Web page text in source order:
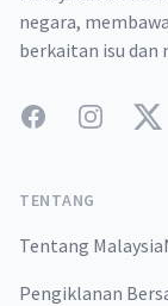
negara,
berkaitan isu dan
FacebookInstagram
TENTANG
Tentang
Pengiklanan